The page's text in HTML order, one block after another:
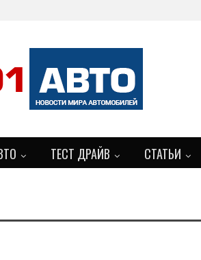
ТЕСТ ДРАЙВ СТАТЬИ